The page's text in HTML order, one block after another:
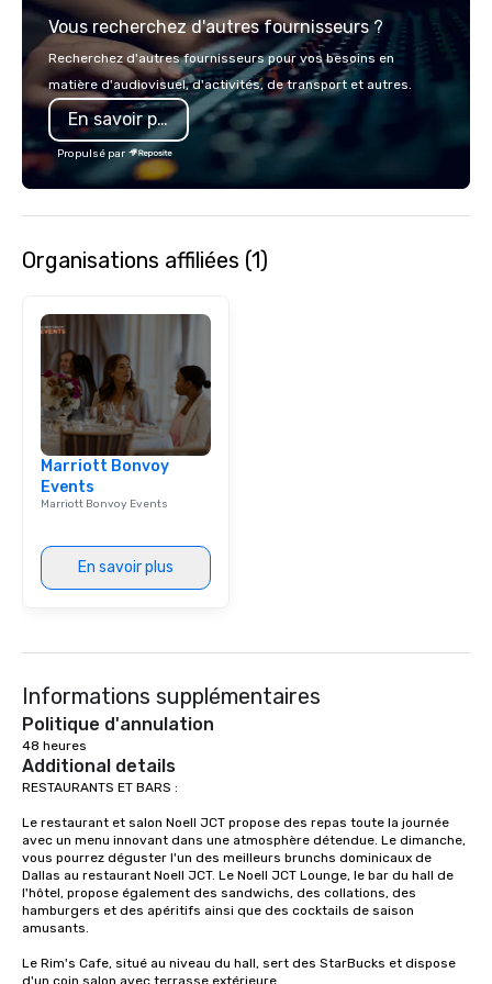
catering and
delivery options.
Vous recherchez d'autres fournisseurs ?
Recherchez d'autres fournisseurs pour vos besoins en
matière d'audiovisuel, d'activités, de transport et autres.
En savoir plus
Propulsé par
Organisations affiliées (1)
Marriott Bonvoy
Events
Marriott Bonvoy Events
En savoir plus
Informations supplémentaires
Politique d'annulation
48 heures
Additional details
RESTAURANTS ET BARS :
Le restaurant et salon Noell JCT propose des repas toute la journée
avec un menu innovant dans une atmosphère détendue. Le dimanche,
vous pourrez déguster l'un des meilleurs brunchs dominicaux de
Dallas au restaurant Noell JCT. Le Noell JCT Lounge, le bar du hall de
l'hôtel, propose également des sandwichs, des collations, des
hamburgers et des apéritifs ainsi que des cocktails de saison
amusants.
Le Rim's Cafe, situé au niveau du hall, sert des StarBucks et dispose
d'un coin salon avec terrasse extérieure.